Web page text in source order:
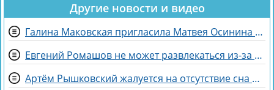
Другие новости и видео
Галина Маковская пригласила Матвея Осинина на стендап
Евгений Ромашов не может развлекаться из-за беременности жены Анастасии
Артём Рышковский жалуется на отсутствие сна из-за Нади Ермаковой